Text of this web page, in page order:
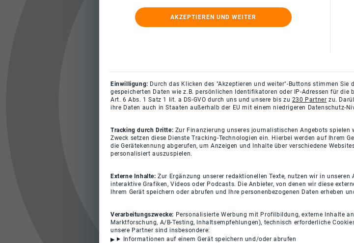
AKZEPTIEREN UND WEITER
Einwilligung: Durch das Klicken des "Akzeptieren und weiter"-Buttons stimmen
gespeicherten Daten wie z.B. persönlichen Identifikatoren oder IP-Adressen für die
Art. 6 Abs. 1 Satz 1 lit. a DS-GVO durch uns und unsere bis zu 230 Partner zu.
ihre Daten auch in Staaten außerhalb der EU mit einem niedrigeren Datenschutz-
Tracking durch Dritte: Zur Finanzierung unseres journalistischen Angebots
Zweck setzen diese Dienste Tracking-Technologien ein. Hierbei werden auf Ihrem
die Gerätekennung abgerufen, um Anzeigen und Inhalte über verschiedene
personalisiert auszuspielen.
Externe Inhalte:Zur Ergänzung unserer redaktionellen Texte, nutzen wir in
interaktive Grafiken, Videos oder Podcasts. Die Anbieter, von denen wir diese
Ihrem Gerät speichern oder abrufen und Ihre personenbezogenen Daten erheben
Verarbeitungszwecke: Personalisierte Werbung mit Profilbildung, externe Inhalte
Marktforschung, A/B-Testing, Inhaltsempfehlungen), technisch erforderliche
unsere Partner sind insbesondere:
Informationen auf einem Gerät speichern und/oder abrufen